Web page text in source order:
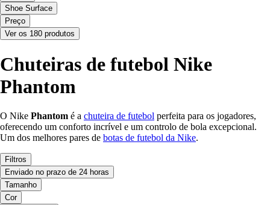
Shoe Surface
Preço
Ver os 180 produtos
Chuteiras de futebol Nike
Phantom
O Nike Phantom é a chuteira de futebol perfeita para os jogadores,
oferecendo um conforto incrível e um controlo de bola excepcional.
Um dos melhores pares de botas de futebol da Nike.
Filtros
Enviado no prazo de 24 horas
Tamanho
Cor